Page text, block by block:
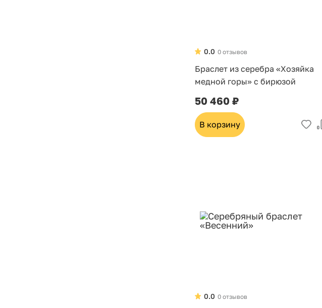
0 отзывов
0.0
Браслет из серебра «Хозяйка
медной горы» с бирюзой
50 460 ₽
В корзину
0 отзывов
0.0